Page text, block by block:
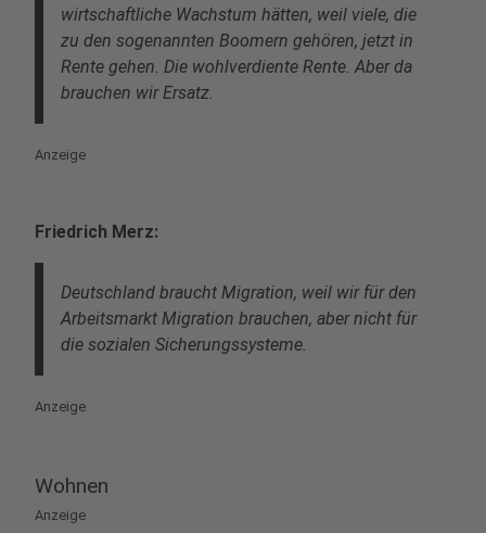
wirtschaftliche Wachstum hätten, weil viele, die
zu den sogenannten Boomern gehören, jetzt in
Rente gehen. Die wohlverdiente Rente. Aber da
brauchen wir Ersatz.
Anzeige
Friedrich Merz:
Deutschland braucht Migration, weil wir für den
Arbeitsmarkt Migration brauchen, aber nicht für
die sozialen Sicherungssysteme.
Anzeige
Wohnen
Anzeige